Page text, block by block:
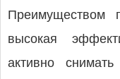
Преимуществом
высокая
активно